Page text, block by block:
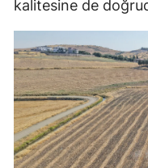
kalitesine de